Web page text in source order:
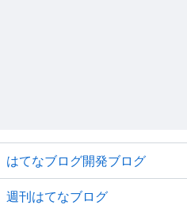
はてなブログ開発ブログ
週刊はてなブログ